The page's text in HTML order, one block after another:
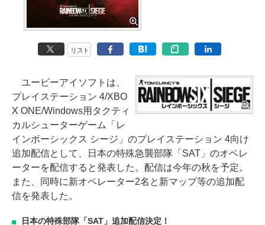
リスト
ユービーアイソフトは、
プレイステーション 4/XBO
X ONE/Windows用タクティ
カルシューターゲーム「レ
インボーシックス シージ」のプレイステーション 4向け
追加配信として、日本の特殊急襲部隊「SAT」のオペレ
ーターを配信すると発表した。配信は今年の秋を予定。
また、同時に新オペレーター2名と新マップ等の追加配
信を発表した。
日本の特殊部隊「SAT」追加配信決定！